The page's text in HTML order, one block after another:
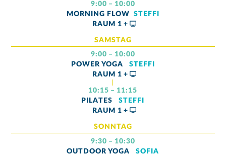
9:00 – 10:00
MORNING FLOW
STEFFI
RAUM 1 +
SAMSTAG
9:00 – 10:00
POWER YOGA
STEFFI
RAUM 1 +
10:15 – 11:15
PILATES
STEFFI
RAUM 1 +
SONNTAG
9:30 – 10:30
OUTDOOR YOGA
SOFIA